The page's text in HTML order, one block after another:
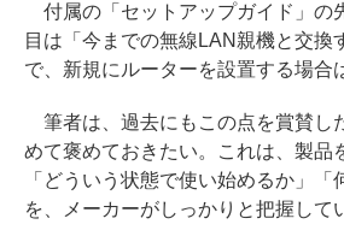
付属の「セットアップガイド」の
目は「今までの無線LAN親機と交換
で、新規にルーターを設置する場合
筆者は、過去にもこの点を賞賛し
めて褒めておきたい。これは、製品
「どういう状態で使い始めるか」「
を、メーカーがしっかりと把握して